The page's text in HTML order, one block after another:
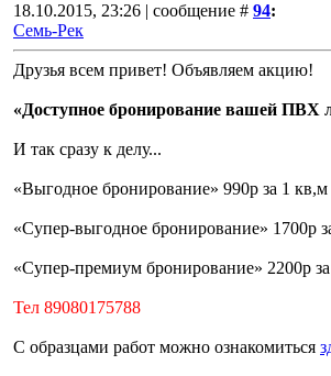
18.10.2015, 23:26 | сообщение # 94:
Семь-Рек
Друзья всем привет! Объявляем акцию!
«Доступное бронирование вашей ПВХ
И так сразу к делу...
«Выгодное бронирование» 990р за 1
«Супер-выгодное бронирование» 1700р
«Супер-премиум бронирование» 2200р
Тел 89080175788
С образцами работ можно ознакомиться